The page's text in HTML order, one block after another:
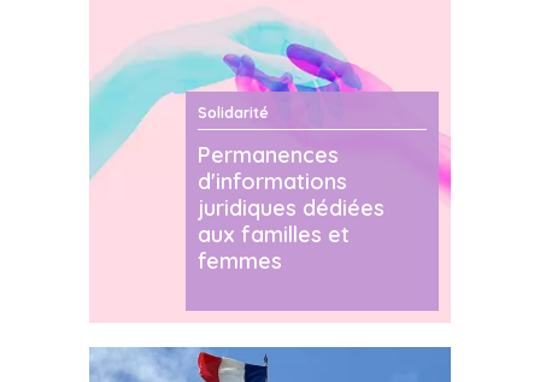
Solidarité
Permanences
d'informations
juridiques dédiées
aux familles et
femmes